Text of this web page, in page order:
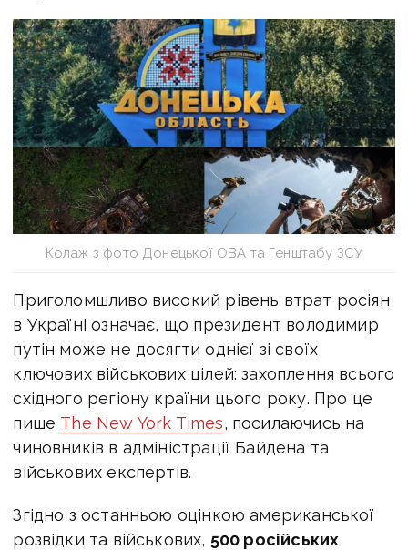
Колаж з фото Донецької ОВА та Генштабу ЗСУ
Приголомшливо високий рівень втрат росіян
в Україні означає, що президент володимир
путін може не досягти однієї зі своїх
ключових військових цілей: захоплення всього
східного регіону країни цього року. Про це
пише The New York Times, посилаючись на
чиновників в адміністрації Байдена та
військових експертів.
Згідно з останньою оцінкою американської
розвідки та військових, 500 російських